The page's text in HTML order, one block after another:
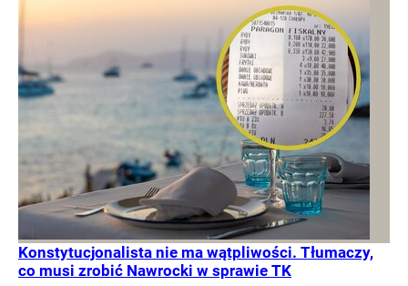
Konstytucjonalista nie ma wątpliwości. Tłumaczy,
co musi zrobić Nawrocki w sprawie TK